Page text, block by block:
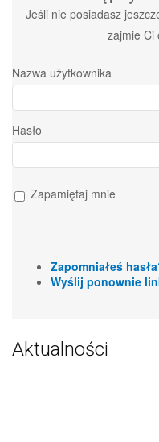
Jeśli nie posiadasz
zajmie Ci
Nazwa użytkownika
Hasło
Zapamiętaj mnie
Zapomniałeś
Wyślij ponownie
Aktualności